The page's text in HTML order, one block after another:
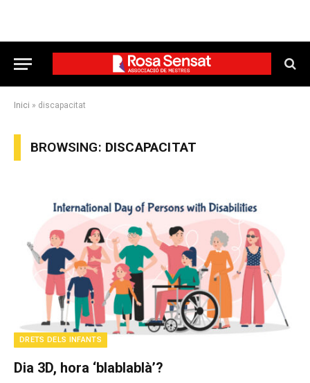
Inici » discapacitat
BROWSING: DISCAPACITAT
DRETS DELS INFANTS
Dia 3D, hora ‘blablablà’?